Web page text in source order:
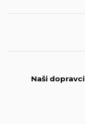
Naši dopravci